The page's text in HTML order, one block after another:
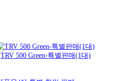
TRV 500 Green-특별판매(1대)